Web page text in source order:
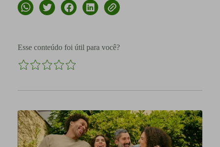
Esse conteúdo foi útil para você?